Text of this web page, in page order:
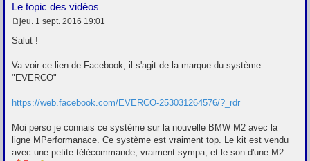
Le topic des vidéos
M
e
a
g
jeu. 1 sept. 2016 19:01
Salut !
Va voir ce lien de Facebook, il s'agit de la marque du système
"EVERCO"
https://web.facebook.com/EVERCO-253031264576/?_rdr
Moi perso je connais ce système sur la nouvelle BMW M2 avec la
ligne MPerformanace. Ce système est vraiment top. Le kit est vendu
avec une petite télécommande, vraiment sympa, et le son d'une M2